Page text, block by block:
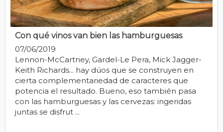
Con qué vinos van bien las hamburguesas
07/06/2019
Lennon-McCartney, Gardel-Le Pera, Mick Jagger-
Keith Richards... hay dúos que se construyen en
cierta complementariedad de caracteres que
potencia el resultado. Bueno, eso también pasa
con las hamburguesas y las cervezas: ingeridas
juntas se disfrut ...